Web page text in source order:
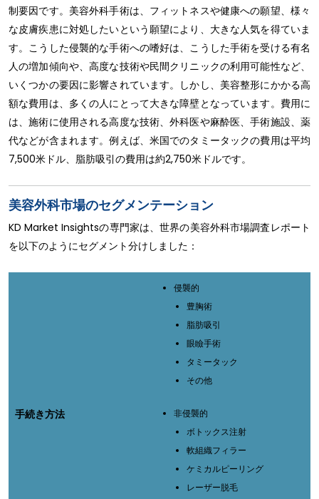
制要因です。美容外科手術は、フィットネスや健康への願望、様々
な皮膚疾患に対処したいという願望により、大きな人気を得ていま
す。こうした侵襲的な手術への嗜好は、こうした手術を受ける有名
人の増加傾向や、高度な技術や民間クリニックの利用可能性など、
いくつかの要因に影響されています。しかし、美容整形にかかる高
額な費用は、多くの人にとって大きな障壁となっています。費用に
は、施術に使用される高度な技術、外科医や麻酔医、手術施設、薬
代などが含まれます。例えば、米国でのタミータックの費用は平均
7,500米ドル、脂肪吸引の費用は約2,750米ドルです。
美容外科市場のセグメンテーション
KD Market Insightsの専門家は、世界の美容外科市場調査レポート
を以下のようにセグメント分けしました：
手続き方法
侵襲的
豊胸術
脂肪吸引
眼瞼手術
タミータック
その他
非侵襲的
ボトックス注射
軟組織フィラー
ケミカルピーリング
レーザー脱毛